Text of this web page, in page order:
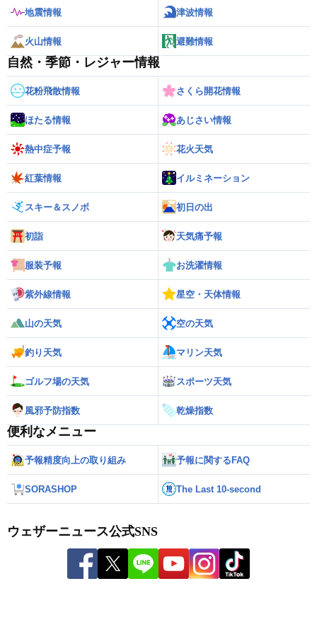
地震情報 津波情報
火山情報 避難情報
自然・季節・レジャー情報
花粉飛散情報 さくら開花情報
ほたる情報 あじさい情報
熱中症予報 花火天気
紅葉情報 イルミネーション
スキー＆スノボ 初日の出
初詣 天気痛予報
服装予報 お洗濯情報
紫外線情報 星空・天体情報
山の天気 空の天気
釣り天気 マリン天気
ゴルフ場の天気 スポーツ天気
風邪予防指数 乾燥指数
便利なメニュー
予報精度向上の取り組み 予報に関するFAQ
SORASHOP The Last 10-second
ウェザーニュース公式SNS